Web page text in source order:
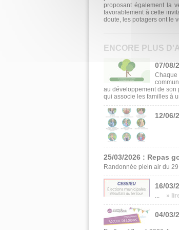
proposant également la
favorablement à cette
doute, les potagers ont le
ENCORE PLUS
07/08/
Chaque
au développement de
qui associe les familles à
12/06/
25/03/2026 : Repas
Randonnée plein air du
16/03/
... »
04/03/